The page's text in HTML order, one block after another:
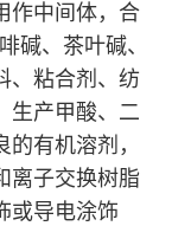
作中间体，合
碱、茶叶碱、
、粘合剂、纺
生产甲酸、二
有机溶剂，
离子交换树脂
或导电涂饰